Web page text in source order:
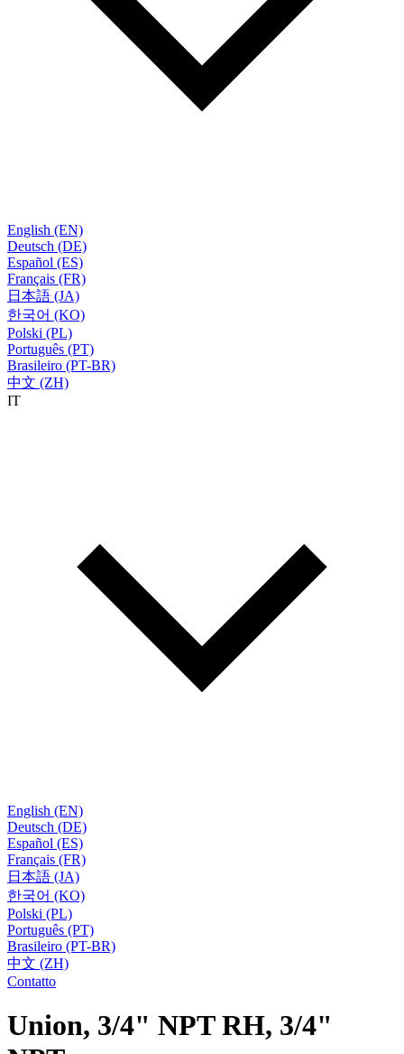
English (EN)
Deutsch (DE)
Español (ES)
Français (FR)
日本語 (JA)
한국어 (KO)
Polski (PL)
Português (PT)
Brasileiro (PT-BR)
中文 (ZH)
IT
English (EN)
Deutsch (DE)
Español (ES)
Français (FR)
日本語 (JA)
한국어 (KO)
Polski (PL)
Português (PT)
Brasileiro (PT-BR)
中文 (ZH)
Contatto
Union, 3/4" NPT RH, 3/4"